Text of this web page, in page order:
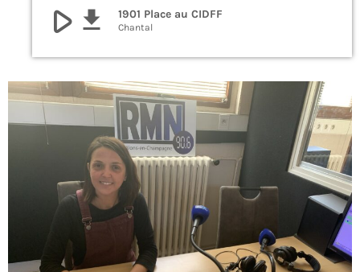
play_arrowfile_download 1901 Place au CIDFF
Chantal